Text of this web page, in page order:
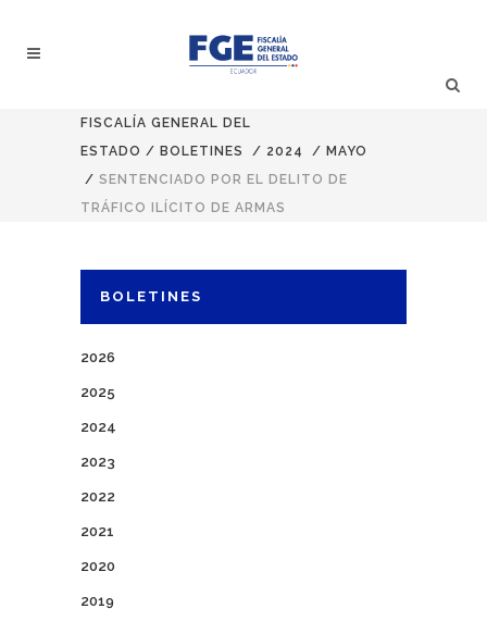
FISCALÍA GENERAL DEL
ESTADO / BOLETINES / 2024 / MAYO
/ SENTENCIADO POR EL DELITO DE
TRÁFICO ILÍCITO DE ARMAS
BOLETINES
2026
2025
2024
2023
2022
2021
2020
2019